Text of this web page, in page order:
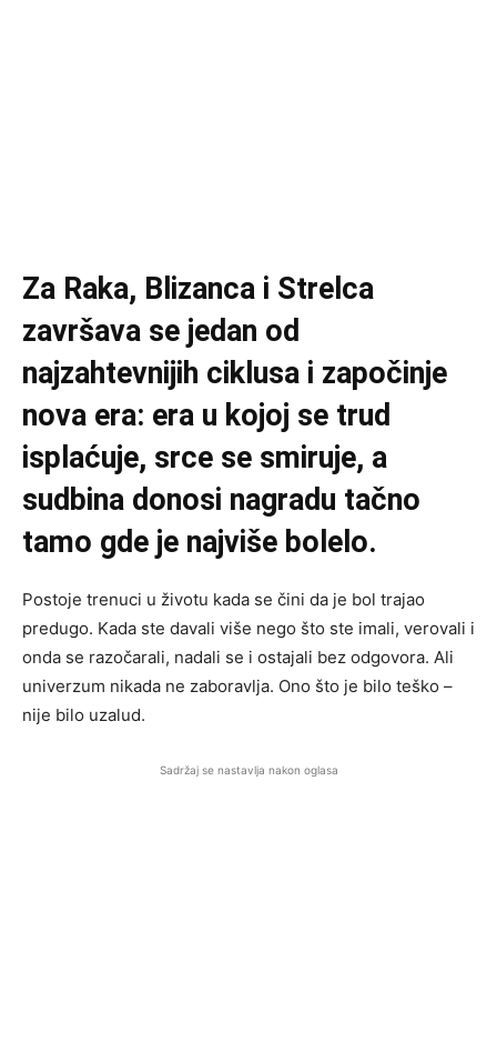
Za Raka, Blizanca i Strelca
završava se jedan od
najzahtevnijih ciklusa i započinje
nova era: era u kojoj se trud
isplaćuje, srce se smiruje, a
sudbina donosi nagradu tačno
tamo gde je najviše bolelo.
Postoje trenuci u životu kada se čini da je bol trajao
predugo. Kada ste davali više nego što ste imali, verovali i
onda se razočarali, nadali se i ostajali bez odgovora. Ali
univerzum nikada ne zaboravlja. Ono što je bilo teško –
nije bilo uzalud.
Sadržaj se nastavlja nakon oglasa